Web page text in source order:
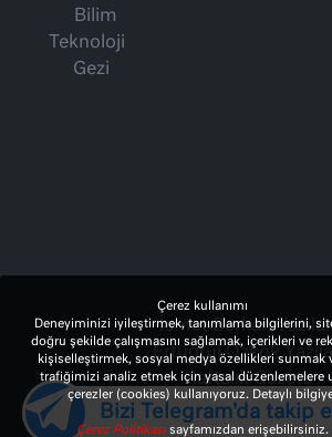
Bilim
Teknoloji
Gezi
İsmet Berkan
Ertuğrul Özkök
Haftalık Gazete
Çerez kullanımı
Deneyiminizi iyileştirmek, tanımlama bilgilerini,
doğru şekilde çalışmasını sağlamak, içerikleri ve
kişiselleştirmek, sosyal medya özellikleri sunmak
trafiğimizi analiz etmek için yasal düzenlemelere
çerezler (cookies) kullanıyoruz. Detaylı
Çerez Politikasısayfamızdan erişebilirsiniz.
Bizi Telegram'da takip